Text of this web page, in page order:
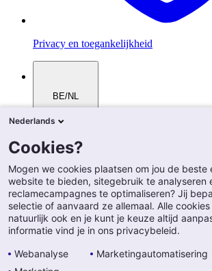
Privacy en toegankelijkheid
BE/NL
Nederlands
Cookies?
Mogen we cookies plaatsen om jou de beste
website te bieden, sitegebruik te analyseren
reclamecampagnes te optimaliseren? Jij
selectie of aanvaard ze allemaal. Alle
natuurlijk ook en je kunt je keuze altijd
informatie vind je in ons privacybeleid.
Webanalyse
Marketingautomatisering